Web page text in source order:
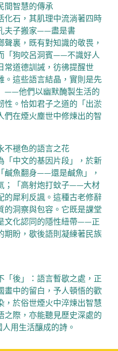
間智慧的傳承
化石，其肌理中流淌著四時
夫子搬家——盡是書
聲裏，既有對知識的敬畏，
「狗咬呂洞賓——不識好人
常道德訓誡，彷彿提醒世
。這些語言結晶，實則是先
——他們以幽默醃製生活的
性。恰如君子之道的「出淤
們在煙火塵世中修煉出的智
不褪色的語言之花
「中文的基因片段」，於新
鹹魚翻身——還是鹹魚」，
；「高射炮打蚊子——大材
的犀利反諷。這種古老修辭
的洞察與包容。它既是課堂
文化認同的隱性紐帶——正
期盼，歇後語則凝練著民族
「後」：語言暫歇之處，正
畫中的留白，予人頓悟的歡
，於俗世煙火中淬煉出智慧
之際，亦能聽見歷史深處的
用生活釀成的詩。